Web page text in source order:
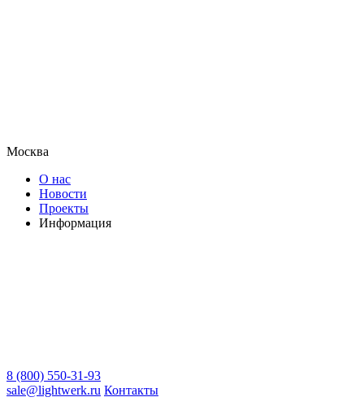
Москва
О нас
Новости
Проекты
Информация
8 (800) 550-31-93
sale@lightwerk.ru Контакты